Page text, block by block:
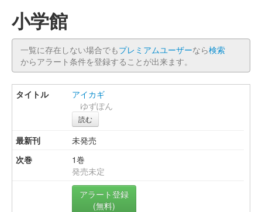
小学館
一覧に存在しない場合でもプレミアムユーザーなら検索
からアラート条件を登録することが出来ます。
アイカギ
ゆずぽん
読む
未発売
1巻
発売未定
アラート登録
(無料)